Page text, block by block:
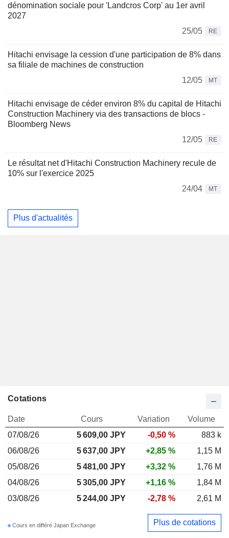
dénomination sociale pour 'Landcros Corp' au 1er avril
2027
25/05
RE
Hitachi envisage la cession d'une participation de 8% dans
sa filiale de machines de construction
12/05
MT
Hitachi envisage de céder environ 8% du capital de Hitachi
Construction Machinery via des transactions de blocs -
Bloomberg News
12/05
RE
Le résultat net d'Hitachi Construction Machinery recule de
10% sur l'exercice 2025
24/04
MT
Plus d'actualités
Cotations
Date Cours Variation
Volume
07/08/26
5 609,00 JPY -0,50 %
883 k
06/08/26
5 637,00 JPY +2,85 %
1,15 M
05/08/26
5 481,00 JPY +3,32 %
1,76 M
04/08/26
5 305,00 JPY +1,16 %
1,84 M
03/08/26
5 244,00 JPY -2,78 % 2,61 M
Cours en différé Japan Exchange Plus de cotations